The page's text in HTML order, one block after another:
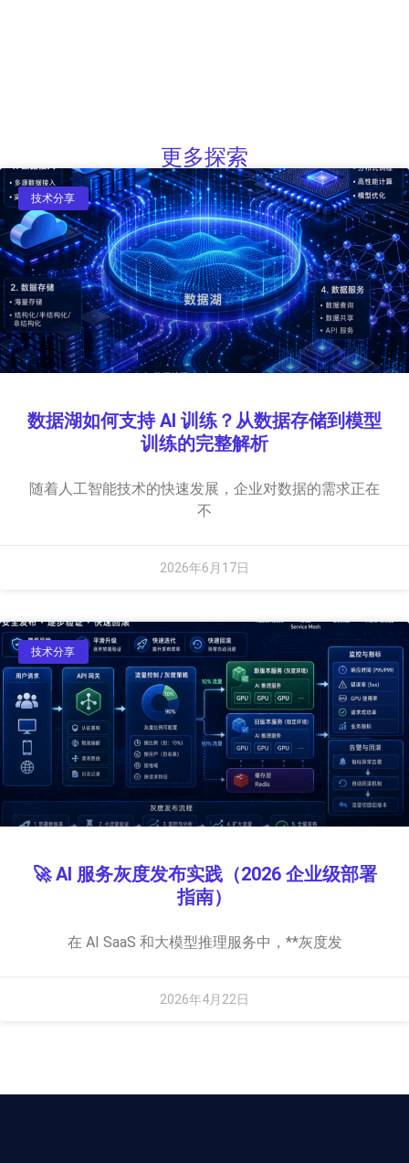
更多探索
技术分享
数据湖如何支持 AI 训练？从数据存储到模型
训练的完整解析
随着人工智能技术的快速发展，企业对数据的需求正在
不
2026年6月17日
技术分享
🚀 AI 服务灰度发布实践（2026 企业级部署
指南）
在 AI SaaS 和大模型推理服务中，**灰度发
2026年4月22日